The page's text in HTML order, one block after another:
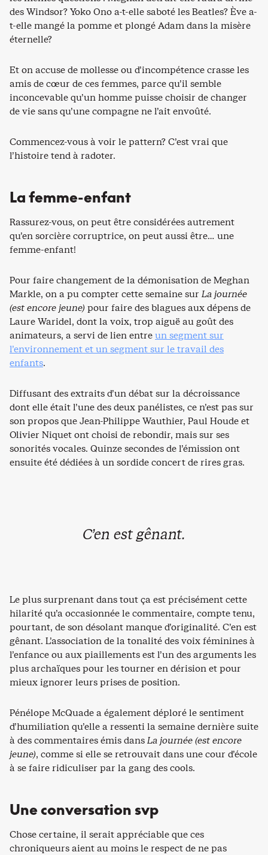
des Windsor? Yoko Ono a-t-elle saboté les Beatles? Ève a-
t-elle mangé la pomme et plongé Adam dans la misère
éternelle?
Et on accuse de mollesse ou d’incompétence crasse les
amis de cœur de ces femmes, parce qu’il semble
inconcevable qu’un homme puisse choisir de changer
de vie sans qu’une compagne ne l’ait envoûté.
Commencez-vous à voir le pattern? C’est vrai que
l’histoire tend à radoter.
La femme-enfant
Rassurez-vous, on peut être considérées autrement
qu’en sorcière corruptrice, on peut aussi être… une
femme-enfant!
Pour faire changement de la démonisation de Meghan
Markle, on a pu compter cette semaine sur La journée
(est encore jeune)pour faire des blagues aux dépens de
Laure Waridel, dont la voix, trop aiguë au goût des
animateurs, a servi de lien entreun segment sur
l’environnement et un segment sur le travail des
enfants.
Diffusant des extraits d’un débat sur la décroissance
dont elle était l’une des deux panélistes, ce n’est pas sur
son propos que Jean-Philippe Wauthier, Paul Houde et
Olivier Niquet ont choisi de rebondir, mais sur ses
sonorités vocales. Quinze secondes de l’émission ont
ensuite été dédiées à un sordide concert de rires gras.
C’en est gênant.
Le plus surprenant dans tout ça est précisément cette
hilarité qu’a occasionnée le commentaire, compte tenu,
pourtant, de son désolant manque d’originalité. C’en est
gênant. L’association de la tonalité des voix féminines à
l’enfance ou aux piaillements est l’un des arguments les
plus archaïques pour les tourner en dérision et pour
mieux ignorer leurs prises de position.
Pénélope McQuade a également déploré le sentiment
d’humiliation qu’elle a ressenti la semaine dernière suite
à des commentaires émis dansLa journée (est encore
jeune), comme si elle se retrouvait dans une cour d’école
à se faire ridiculiser par la gang des cools.
Une conversation svp
Chose certaine, il serait appréciable que ces
chroniqueurs aient au moins le respect de ne pas